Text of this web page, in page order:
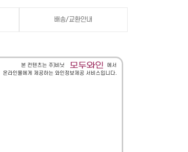
배송/교환안내
본 컨텐츠는 주)비닛
에서
온라인몰에게 제공하는 와인정보제공 서비스입니다.